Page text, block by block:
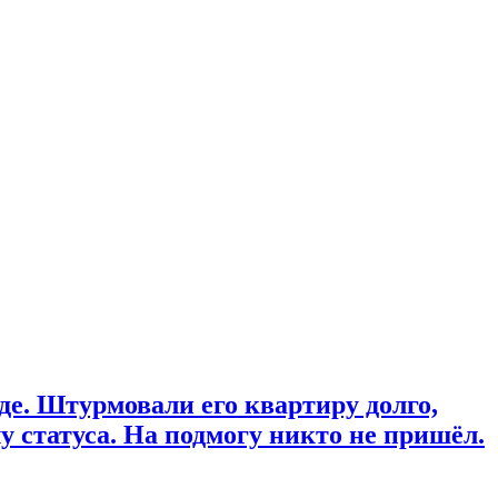
Штурмовали его квартиру долго,
статуса. На подмогу никто не пришёл.